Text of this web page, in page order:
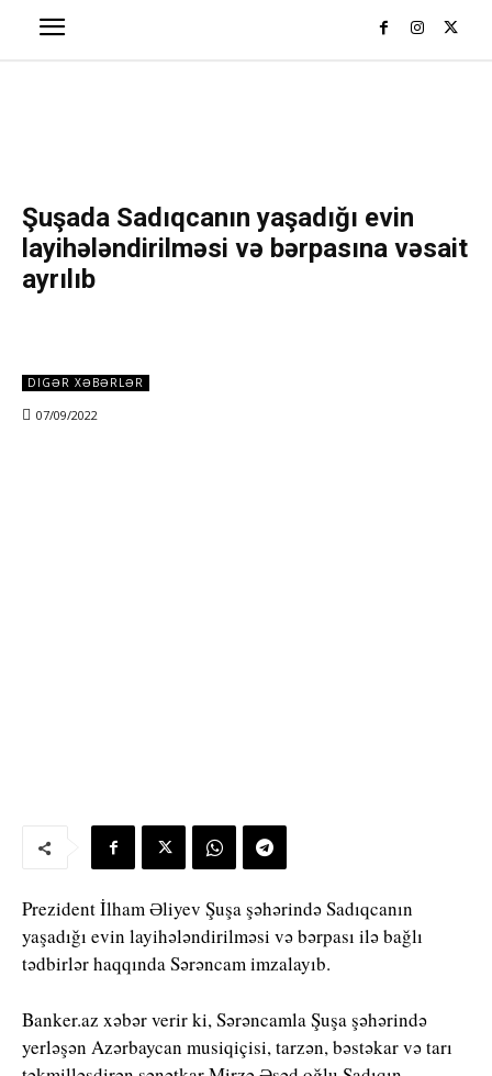
Şuşada Sadıqcanın yaşadığı evin
layihələndirilməsi və bərpasına vəsait
ayrılıb
DIGƏR XƏBƏRLƏR
07/09/2022
Prezident İlham Əliyev Şuşa şəhərində Sadıqcanın
yaşadığı evin layihələndirilməsi və bərpası ilə bağlı
tədbirlər haqqında Sərəncam imzalayıb.
Banker.az xəbər verir ki, Sərəncamla Şuşa şəhərində
yerləşən Azərbaycan musiqiçisi, tarzən, bəstəkar və tarı